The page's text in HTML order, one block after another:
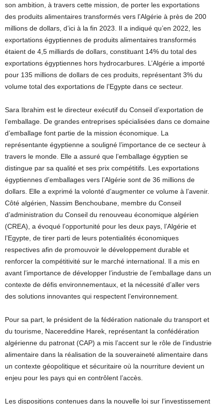
son ambition, à travers cette mission, de porter les exportations
des produits alimentaires transformés vers l’Algérie à près de 200
millions de dollars, d’ici à la fin 2023. Il a indiqué qu’en 2022, les
exportations égyptiennes de produits alimentaires transformés
étaient de 4,5 milliards de dollars, constituant 14% du total des
exportations égyptiennes hors hydrocarbures. L’Algérie a importé
pour 135 millions de dollars de ces produits, représentant 3% du
volume total des exportations de l’Egypte dans ce secteur.
Sara Ibrahim est le directeur exécutif du Conseil d’exportation de
l’emballage. De grandes entreprises spécialisées dans ce domaine
d’emballage font partie de la mission économique. La
représentante égyptienne a souligné l’importance de ce secteur à
travers le monde. Elle a assuré que l’emballage égyptien se
distingue par sa qualité et ses prix compétitifs. Les exportations
égyptiennes d’emballages vers l’Algérie sont de 36 millions de
dollars. Elle a exprimé la volonté d’augmenter ce volume à l’avenir.
Côté algérien, Nassim Benchoubane, membre du Conseil
d’administration du Conseil du renouveau économique algérien
(CREA), a évoqué l’opportunité pour les deux pays, l’Algérie et
l’Egypte, de tirer parti de leurs potentialités économiques
respectives afin de promouvoir le développement durable et
renforcer la compétitivité sur le marché international. Il a mis en
avant l’importance de développer l’industrie de l’emballage dans un
contexte de défis environnementaux, et la nécessité d’aller vers
des solutions innovantes qui respectent l’environnement.
Pour sa part, le président de la fédération nationale du transport et
du tourisme, Nacereddine Harek, représentant la confédération
algérienne du patronat (CAP) a mis l’accent sur le rôle de l’industrie
alimentaire dans la réalisation de la souveraineté alimentaire dans
un contexte géopolitique et sécuritaire où la nourriture devient un
enjeu pour les pays qui en contrôlent l’accès.
Les dispositions contenues dans la nouvelle loi sur l’investissement